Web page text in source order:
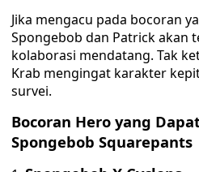
Jika mengacu pada bocoran
Spongebob dan Patrick akan
kolaborasi mendatang. Tak
Krab mengingat karakter
survei.
Bocoran Hero yang
Spongebob Squarepants